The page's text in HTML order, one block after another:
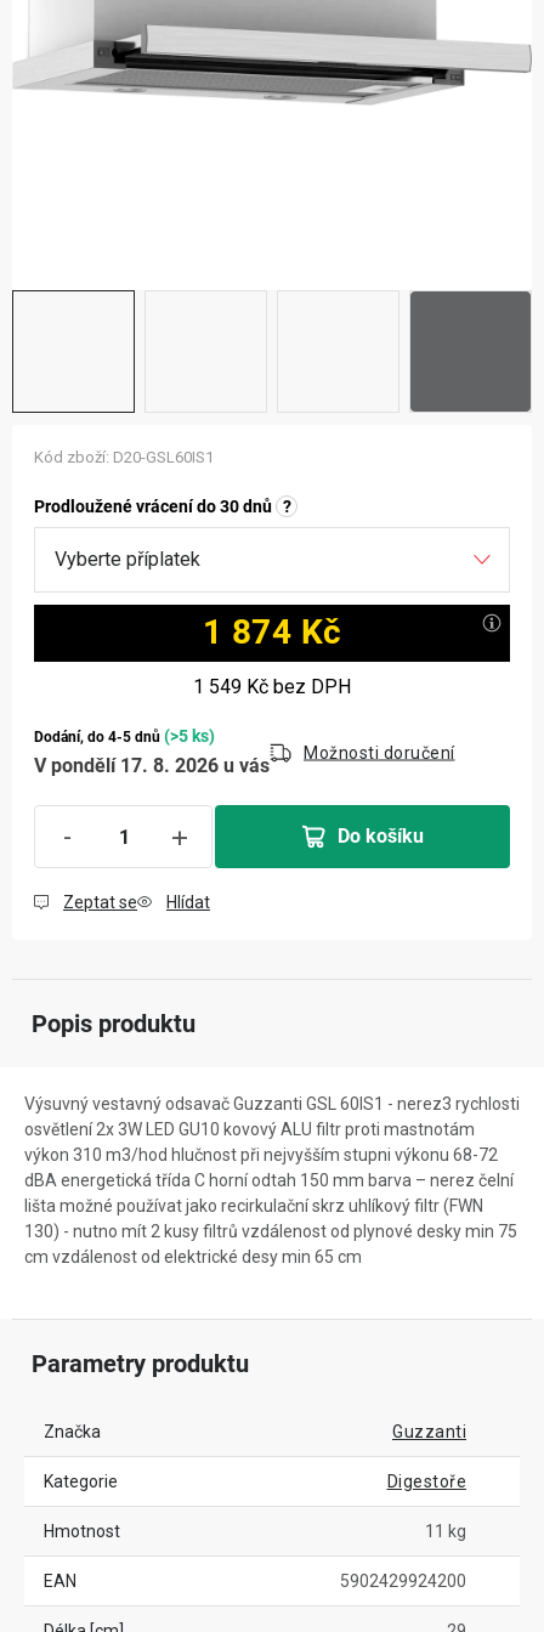
NOVINKY
Prodloužené vrácení do 30 dnů ?
1 874 Kč
1 549 Kč bez DPH
Dodání, do 4-5 dnů (>5 ks)
V pondělí 17. 8. 2026 u vás
Možnosti doručení
Do košíku
Kód zboží: D20-GSL60IS1
Zeptat se Hlídat
Popis produktu
Výsuvný vestavný odsavač Guzzanti GSL 60IS1 - nerez3 rychlosti
osvětlení 2x 3W LED GU10 kovový ALU filtr proti mastnotám
výkon 310 m3/hod hlučnost při nejvyšším stupni výkonu 68-72
dBA energetická třída C horní odtah 150 mm barva – nerez čelní
lišta možné používat jako recirkulační skrz uhlíkový filtr (FWN
130) - nutno mít 2 kusy filtrů vzdálenost od plynové desky min 75
cm vzdálenost od elektrické desy min 65 cm
Parametry produktu
Značka Guzzanti
Kategorie Digestoře
Hmotnost 11 kg
EAN 5902429924200